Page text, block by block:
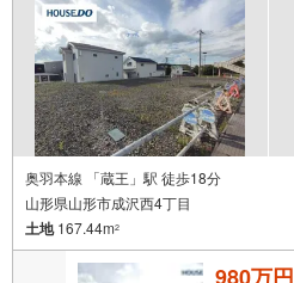
奥羽本線 「蔵王」駅 徒歩18分
山形県山形市成沢西4丁目
土地167.44m2
980万円